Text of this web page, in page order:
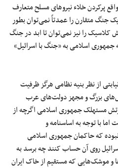
پرکردن خلاء نیروهای مسلح متعارف
جنگ متقارن را عمدتاً نمی‌توان بطور
کلاسیک را نیز نمی‌توان تا ابد در جنگ
اسلامی به «جنگ با اسرائیل»
از نظر بنیه نظامی هرگز ظرفیت
بزرگ و مجهز دولت‌های عرب
مستهلک جمهوری اسلامی اگرچه از
اما با توجه به اساسنامه و
که حاکمان جمهوری اسلامی
روی آن حساب کنند چه برسد به
و موشک‌هایی که مستقیم از خاک ایران